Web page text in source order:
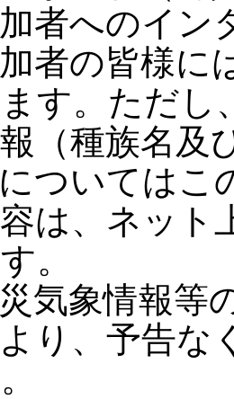
者へのイン
者の皆様に
す。ただし
（種族名及
ついてはこ
は、ネット
。
気象情報等
り、予告な